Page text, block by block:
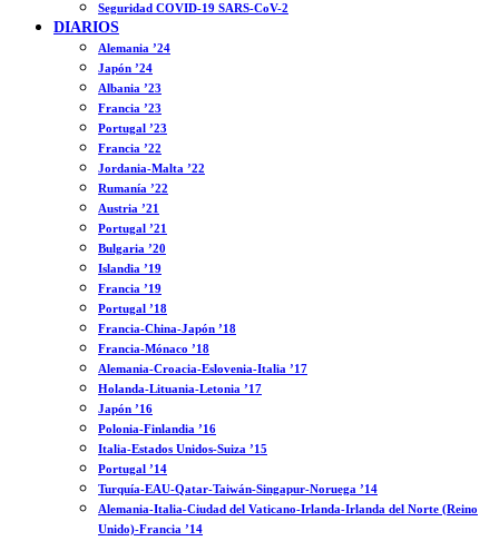
Seguridad COVID-19 SARS-CoV-2
DIARIOS
Alemania ’24
Japón ’24
Albania ’23
Francia ’23
Portugal ’23
Francia ’22
Jordania-Malta ’22
Rumanía ’22
Austria ’21
Portugal ’21
Bulgaria ’20
Islandia ’19
Francia ’19
Portugal ’18
Francia-China-Japón ’18
Francia-Mónaco ’18
Alemania-Croacia-Eslovenia-Italia ’17
Holanda-Lituania-Letonia ’17
Japón ’16
Polonia-Finlandia ’16
Italia-Estados Unidos-Suiza ’15
Portugal ’14
Turquía-EAU-Qatar-Taiwán-Singapur-Noruega ’14
Alemania-Italia-Ciudad del Vaticano-Irlanda-Irlanda del Norte (Reino
Unido)-Francia ’14